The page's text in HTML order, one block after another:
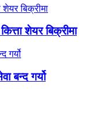
शेयर बिक्रीमा
बन्द गर्यो